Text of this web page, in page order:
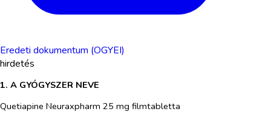
Eredeti dokumentum (OGYEI)
hirdetés
1. A GYÓGYSZER NEVE
Quetiapine Neuraxpharm 25 mg filmtabletta